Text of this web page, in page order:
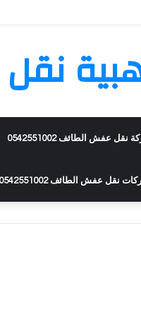
نقل عفش
نقل عفش الطائف 0542551002
نقل عفش الطائف 0542551002